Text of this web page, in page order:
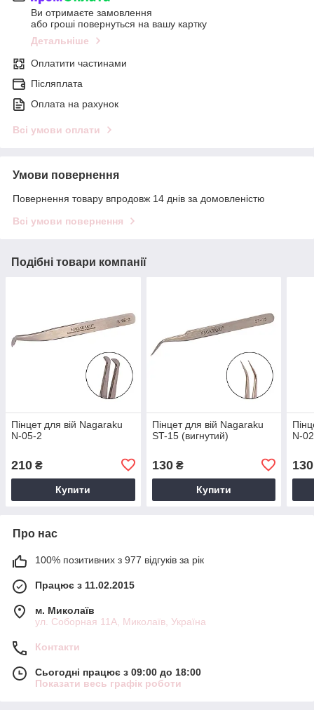
Ви отримаєте замовлення
або гроші повернуться на вашу картку
Детальніше
Оплатити частинами
Післяплата
Оплата на рахунок
Всі умови оплати
Умови повернення
Повернення товару впродовж 14 днів за домовленістю
Всі умови повернення
Подібні товари компанії
Пінцет для вій Nagaraku
N-05-2
210 ₴
Купити
Пінцет для вій Nagaraku
ST-15 (вигнутий)
130₴
Купити
N-02
130
Про нас
100% позитивних з 977 відгуків за рік
Працює з 11.02.2015
м. Миколаїв
ул. Соборная 11А, Миколаїв, Україна
Контакти
Сьогодні працює з 09:00 до 18:00
Показати весь графік роботи